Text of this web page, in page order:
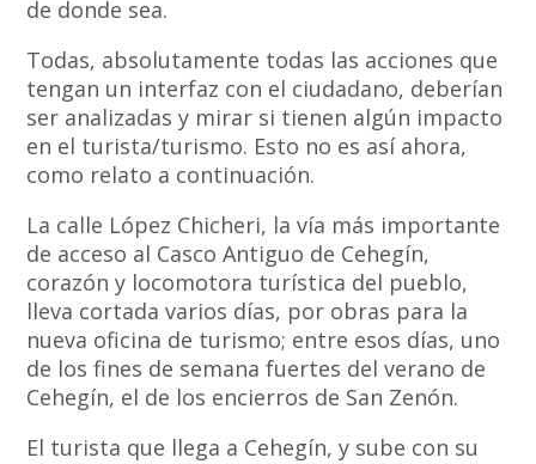
de donde sea.
Todas, absolutamente todas las acciones que
tengan un interfaz con el ciudadano, deberían
ser analizadas y mirar si tienen algún impacto
en el turista/turismo. Esto no es así ahora,
como relato a continuación.
La calle López Chicheri, la vía más importante
de acceso al Casco Antiguo de Cehegín,
corazón y locomotora turística del pueblo,
lleva cortada varios días, por obras para la
nueva oficina de turismo; entre esos días, uno
de los fines de semana fuertes del verano de
Cehegín, el de los encierros de San Zenón.
El turista que llega a Cehegín, y sube con su